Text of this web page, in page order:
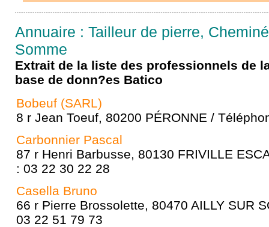
Annuaire : Tailleur de pierre,
Somme
Extrait de la liste des professionnels de
base de donn?es Batico
Bobeuf (SARL)
8 r Jean Toeuf, 80200 PÉRONNE /
Carbonnier Pascal
87 r Henri Barbusse, 80130 FRIVILLE
: 03 22 30 22 28
Casella Bruno
66 r Pierre Brossolette, 80470 AILLY SUR
03 22 51 79 73